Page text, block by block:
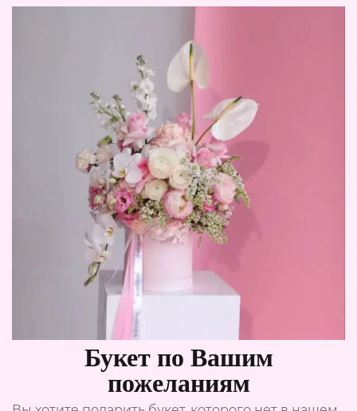
Букет по Вашим
пожеланиям